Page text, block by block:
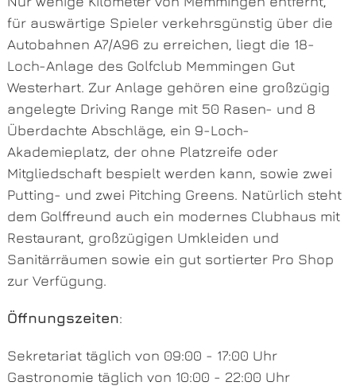
für auswärtige Spieler verkehrsgünstig über die
Autobahnen A7/A96 zu erreichen, liegt die 18-
Loch-Anlage des Golfclub Memmingen Gut
Westerhart. Zur Anlage gehören eine großzügig
angelegte Driving Range mit 50 Rasen- und 8
Überdachte Abschläge, ein 9-Loch-
Akademieplatz, der ohne Platzreife oder
Mitgliedschaft bespielt werden kann, sowie zwei
Putting- und zwei Pitching Greens. Natürlich steht
dem Golffreund auch ein modernes Clubhaus mit
Restaurant, großzügigen Umkleiden und
Sanitärräumen sowie ein gut sortierter Pro Shop
zur Verfügung.
Öffnungszeiten:
Sekretariat täglich von 09:00 - 17:00 Uhr
Gastronomie täglich von 10:00 - 22:00 Uhr